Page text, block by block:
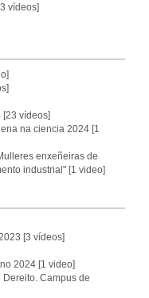
vídeos]
[23 vídeos]
na ciencia 2024 [1
enxeñeiras de
industrial" [1 video]
[3 vídeos]
2024 [1 video]
Campus de